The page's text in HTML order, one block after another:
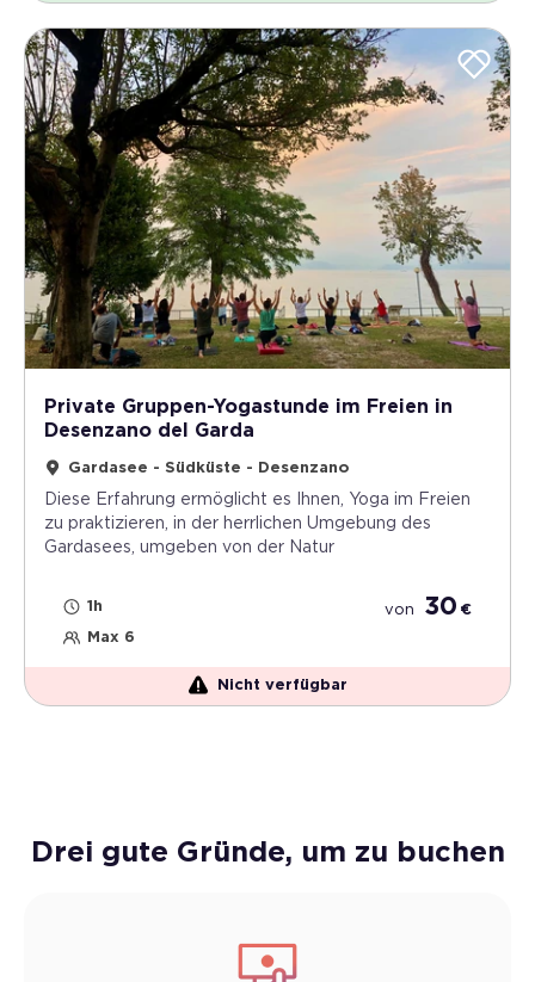
Private Gruppen-Yogastunde im Freien in
Desenzano del Garda
Gardasee - Südküste - Desenzano
Diese Erfahrung ermöglicht es Ihnen, Yoga im Freien
zu praktizieren, in der herrlichen Umgebung des
Gardasees, umgeben von der Natur
1h
Max 6
von 30 €
Nicht verfügbar
Drei gute Gründe, um zu buchen